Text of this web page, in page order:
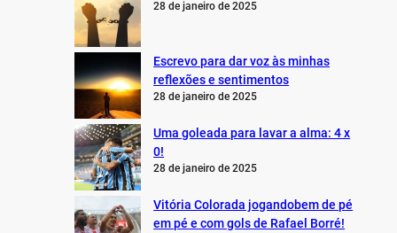
28 de janeiro de 2025
Escrevo para dar voz às minhas
reflexões e sentimentos
28 de janeiro de 2025
Uma goleada para lavar a alma: 4 x
0!
28 de janeiro de 2025
Vitória Colorada jogandobem de pé
em pé e com gols de Rafael Borré!